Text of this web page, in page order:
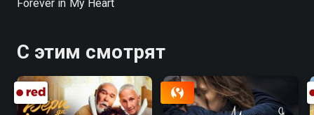
Forever in My Heart
С этим смотрят